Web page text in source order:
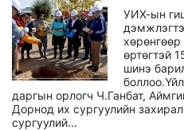
УИХ-ын
хөрөнгөөр
өртөгтэй
шинэ
даргын орлогч Ч.Ганбат,
Дорнод их сургуулийн
сургуулий...